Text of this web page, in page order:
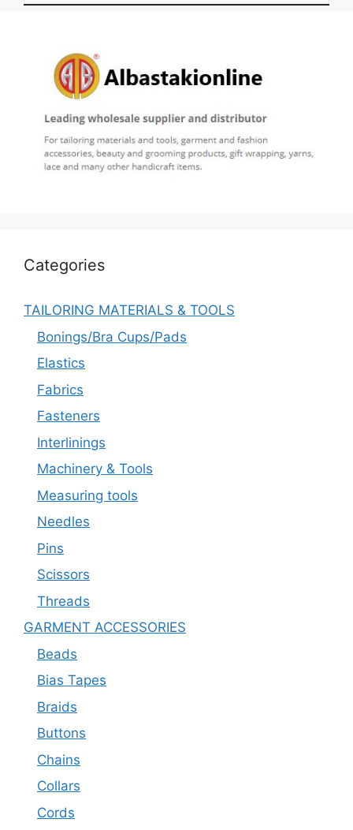
Categories
TAILORING MATERIALS & TOOLS
Bonings/Bra Cups/Pads
Elastics
Fabrics
Fasteners
Interlinings
Machinery & Tools
Measuring tools
Needles
Pins
Scissors
Threads
GARMENT ACCESSORIES
Beads
Bias Tapes
Braids
Buttons
Chains
Collars
Cords